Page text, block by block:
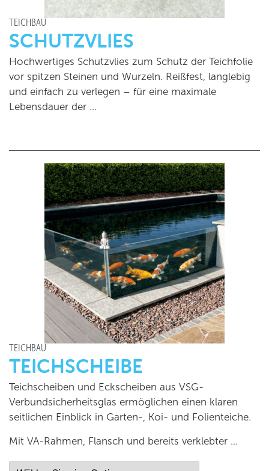
TEICHBAU
SCHUTZVLIES
Hochwertiges Schutzvlies zum Schutz der Teichfolie
vor spitzen Steinen und Wurzeln. Reißfest, langlebig
und einfach zu verlegen – für eine maximale
Lebensdauer der …
TEICHBAU
TEICHSCHEIBE
Teichscheiben und Eckscheiben aus VSG-
Verbundsicherheitsglas ermöglichen einen klaren
seitlichen Einblick in Garten-, Koi- und Folienteiche.
Mit VA-Rahmen, Flansch und bereits verklebter …